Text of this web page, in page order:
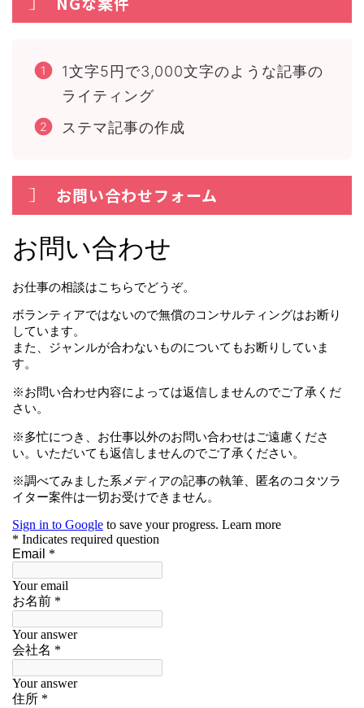
1文字5円で3,000文字のような記事の
ライティング
ステマ記事の作成
お問い合わせフォーム